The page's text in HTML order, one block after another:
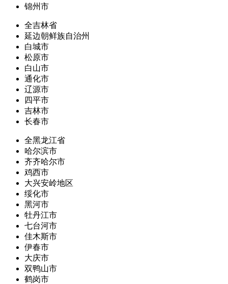
锦州市
全吉林省
延边朝鲜族自治州
白城市
松原市
白山市
通化市
辽源市
四平市
吉林市
长春市
全黑龙江省
哈尔滨市
齐齐哈尔市
鸡西市
大兴安岭地区
绥化市
黑河市
牡丹江市
七台河市
佳木斯市
伊春市
大庆市
双鸭山市
鹤岗市